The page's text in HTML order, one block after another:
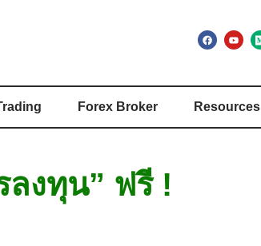
Forex Broker Resources
ลงทุน” ฟรี !